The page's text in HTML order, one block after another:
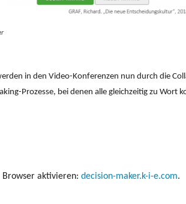
in den Video-Konferenzen nun durch die
Prozesse, bei denen alle gleichzeitig zu Wort
Browser aktivieren: decision-maker.k-i-e.com.